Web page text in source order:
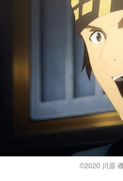
©2020 川原